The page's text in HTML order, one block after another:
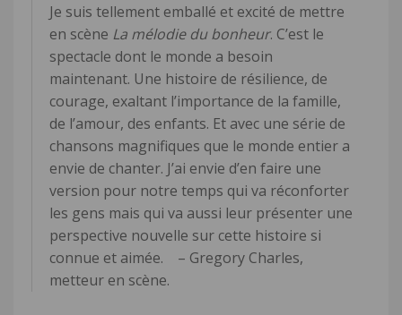
Je suis tellement emballé et excité de mettre
en scène La mélodie du bonheur. C’est le
spectacle dont le monde a besoin
maintenant. Une histoire de résilience, de
courage, exaltant l’importance de la famille,
de l’amour, des enfants. Et avec une série de
chansons magnifiques que le monde entier a
envie de chanter. J’ai envie d’en faire une
version pour notre temps qui va réconforter
les gens mais qui va aussi leur présenter une
perspective nouvelle sur cette histoire si
connue et aimée. – Gregory Charles,
metteur en scène.